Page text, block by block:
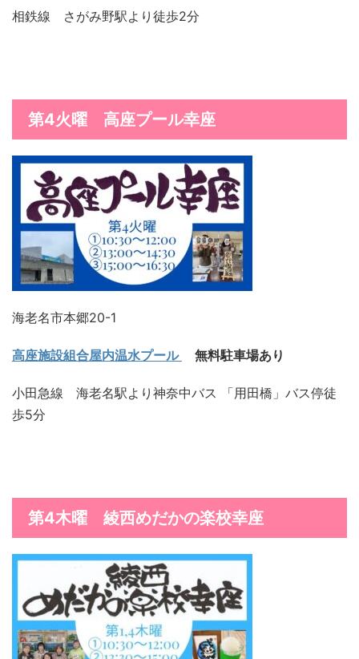
相鉄線 さがみ野駅より徒歩2分
第4火曜 高座プール幸座
海老名市本郷20-1
高座施設組合屋内温水プール 無料駐車場あり
小田急線 海老名駅より神奈中バス 「用田橋」バス停徒
歩5分
第4木曜 綾西めだかの楽校幸座